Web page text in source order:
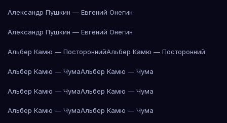
Александр Пушкин — Евгений Онегин
Александр Пушкин — Евгений Онегин
Альбер Камю — ПостороннийАльбер Камю — Посторонний
Альбер Камю — ЧумаАльбер Камю — Чума
Альбер Камю — ЧумаАльбер Камю — Чума
Альбер Камю — ЧумаАльбер Камю — Чума